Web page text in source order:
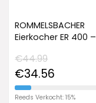
ROMMELSBACHER
Eierkocher ER 400
Härtegrad,
Ein/Ausschalter,
Signalton am
€44.99
€34.56
Reeds Verkocht: 15%